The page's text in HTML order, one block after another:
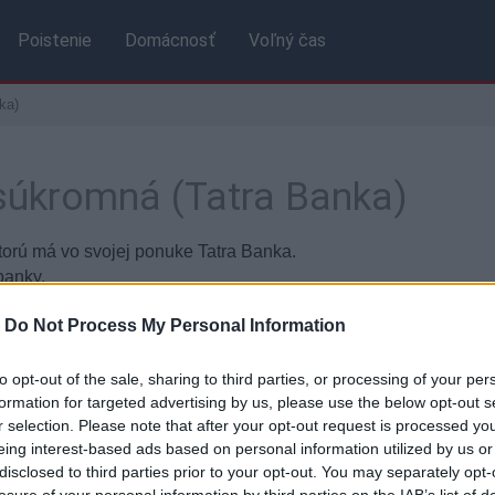
Do Not Process My Personal Information
opt-out of the sale, sharing to third parties, or processing of your
for targeted advertising by us, please use the below opt-out
selection. Please note that after your opt-out request is processed
interest-based ads based on personal information utilized by us
to third parties prior to your opt-out. You may separately
Poistenie Domácnosť Voľný čas
(Tatra Banka)
má vo svojej ponuke Tatra Banka.
Visa zlatá súkromná